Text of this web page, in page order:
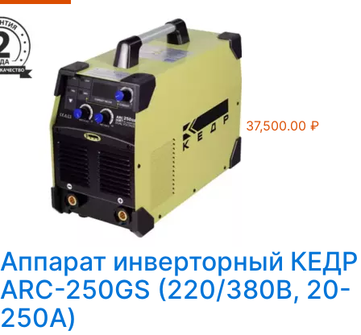
37,500.00 ₽
Аппарат инверторный КЕДР
ARC-250GS (220/380B, 20-
250А)